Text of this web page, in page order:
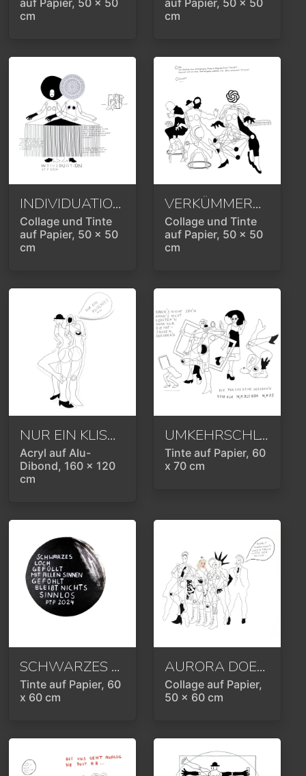
auf Papier, 50 x 50
cm
auf Papier, 50 x 50
cm
INDIVIDUATION
Collage und Tinte
auf Papier, 50 x 50
cm
VERKÜMMERT
Collage und Tinte
auf Papier, 50 x 50
cm
NUR EIN KLISCHEE 2023
Acryl auf Alu-
Dibond, 160 x 120
cm
UMKEHRSCHLUSS
Tinte auf Papier, 60
x 70 cm
SCHWARZES LOCH 2020
Tinte auf Papier, 60
x 60 cm
AURORA DOES´T NEED A PRINCE
Collage auf Papier,
50 x 60 cm